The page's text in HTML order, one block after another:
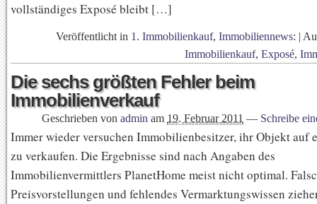
vollständiges Exposé bleibt […]
Veröffentlicht in 1. Immobilienkauf, Immobiliennews: |
Immobilienkauf, Exposé,
Die sechs größten Fehler beim
Immobilienverkauf
Geschrieben von admin am 19. Februar 2011 — Schreibe
Immer wieder versuchen Immobilienbesitzer, ihr Objekt auf
zu verkaufen. Die Ergebnisse sind nach Angaben des
Immobilienvermittlers PlanetHome meist nicht optimal.
Preisvorstellungen und fehlendes Vermarktungswissen